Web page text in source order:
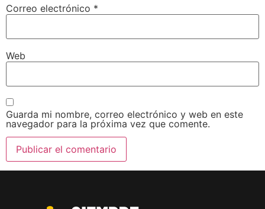
Correo electrónico *
Web
Guarda mi nombre, correo electrónico y web en este
navegador para la próxima vez que comente.